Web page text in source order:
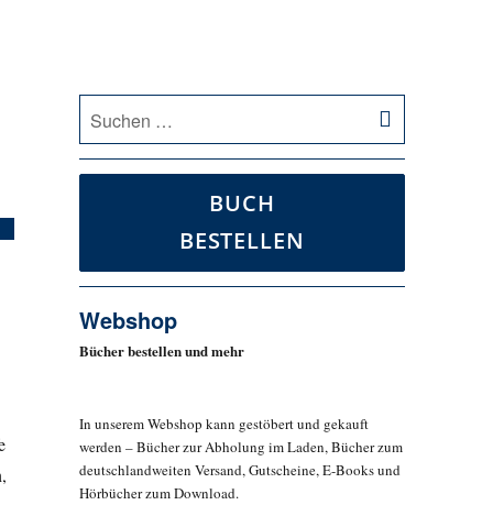
nach:
BUCH
BESTELLEN
Webshop
Bücher bestellen und mehr
In unserem Webshop kann gestöbert und gekauft
werden – Bücher zur Abholung im Laden, Bücher zum
deutschlandweiten Versand, Gutscheine, E-Books und
Hörbücher zum Download.